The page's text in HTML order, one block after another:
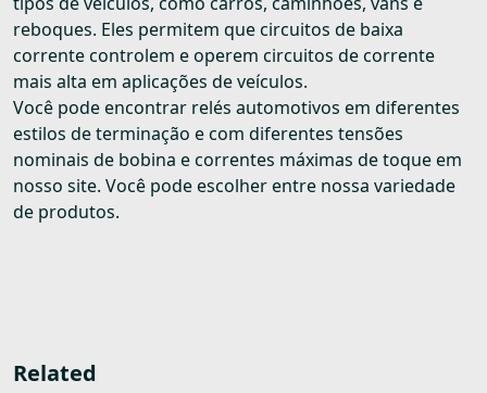
reboques. Eles permitem que circuitos de baixa
corrente controlem e operem circuitos de corrente
mais alta em aplicações de veículos.
Você pode encontrar relés automotivos em diferentes
estilos de terminação e com diferentes tensões
nominais de bobina e correntes máximas de toque em
nosso site. Você pode escolher entre nossa variedade
de produtos.
Related